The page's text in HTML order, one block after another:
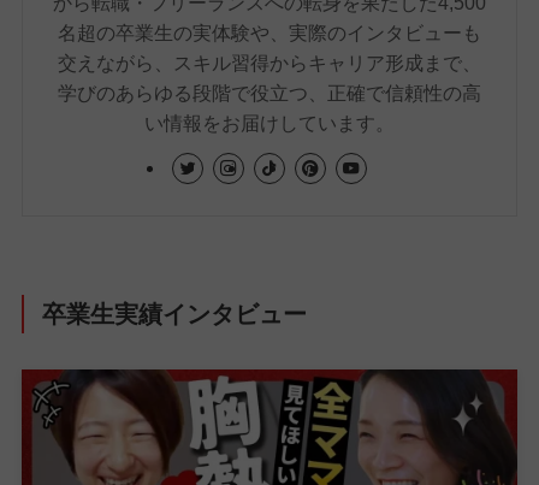
名超の卒業生の実体験や、実際のインタビューも
交えながら、スキル習得からキャリア形成まで、
学びのあらゆる段階で役立つ、正確で信頼性の高
い情報をお届けしています。
卒業生実績インタビュー